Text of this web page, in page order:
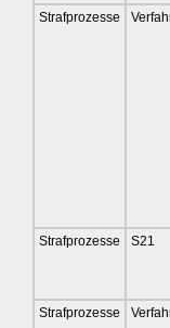
Strafprozesse
Strafprozesse
S21
Strafprozesse